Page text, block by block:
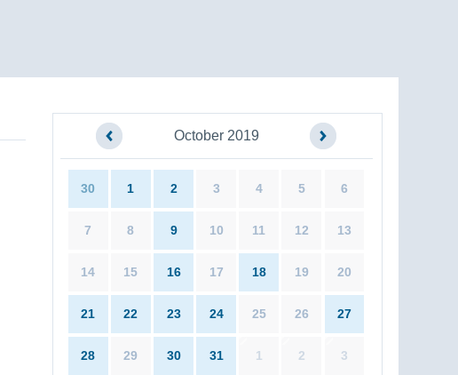
October 2019
30 1 2 3 4 5 6
7 8 9 10 11 12 13
14 15 16 17 18 19 20
21 22 23 24 25 26 27
28 29 30 31 1 2 3